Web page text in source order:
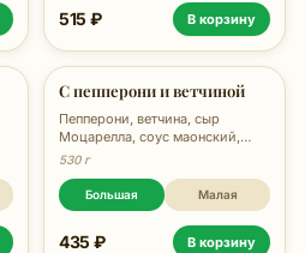
515 ₽ В корзину
С пепперони и ветчиной
Пепперони, ветчина, сыр
Моцарелла, соус маонский,
орегано, 530 гр.
530 г
Большая Малая
435 ₽ В корзину